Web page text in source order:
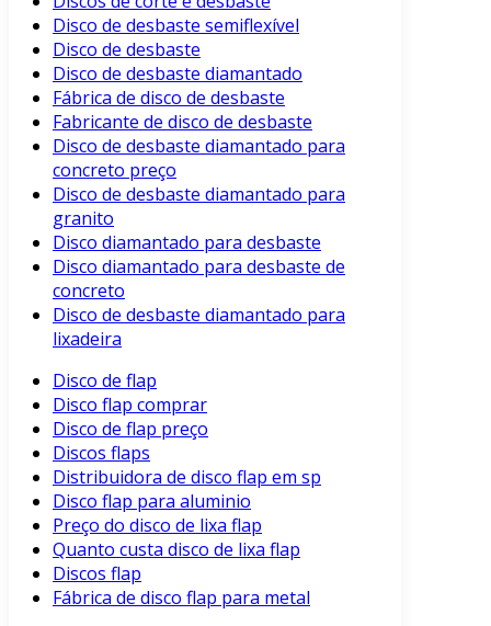
Disco de desbaste semiflexível
Disco de desbaste
Disco de desbaste diamantado
Fábrica de disco de desbaste
Fabricante de disco de desbaste
Disco de desbaste diamantado para
concreto preço
Disco de desbaste diamantado para
granito
Disco diamantado para desbaste
Disco diamantado para desbaste de
concreto
Disco de desbaste diamantado para
lixadeira
Disco de flap
Disco flap comprar
Disco de flap preço
Discos flaps
Distribuidora de disco flap em sp
Disco flap para aluminio
Preço do disco de lixa flap
Quanto custa disco de lixa flap
Discos flap
Fábrica de disco flap para metal